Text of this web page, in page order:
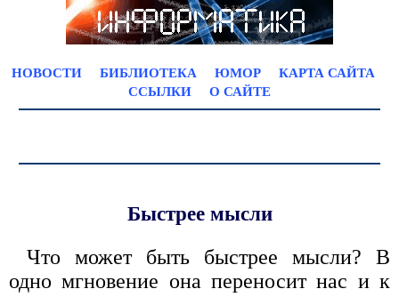
НОВОСТИ БИБЛИОТЕКА ЮМОР
КАРТА САЙТА
ССЫЛКИ
О САЙТЕ
Быстрее мысли
Что может быть быстрее мысли? В
одно мгновение она переносит нас и к